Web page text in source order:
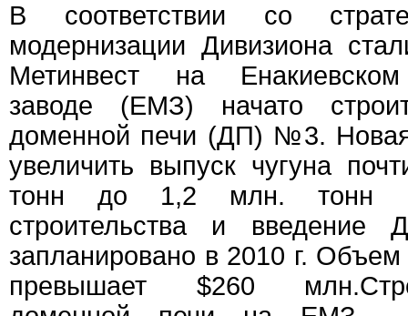
В соответствии со
модернизации Дивизиона
Метинвест на Енакиевском
заводе (ЕМЗ) начато
доменной печи (ДП) №3.
увеличить выпуск чугуна
тонн до 1,2 млн. тонн
строительства и введение
запланировано в 2010 г. Объем
превышает $260